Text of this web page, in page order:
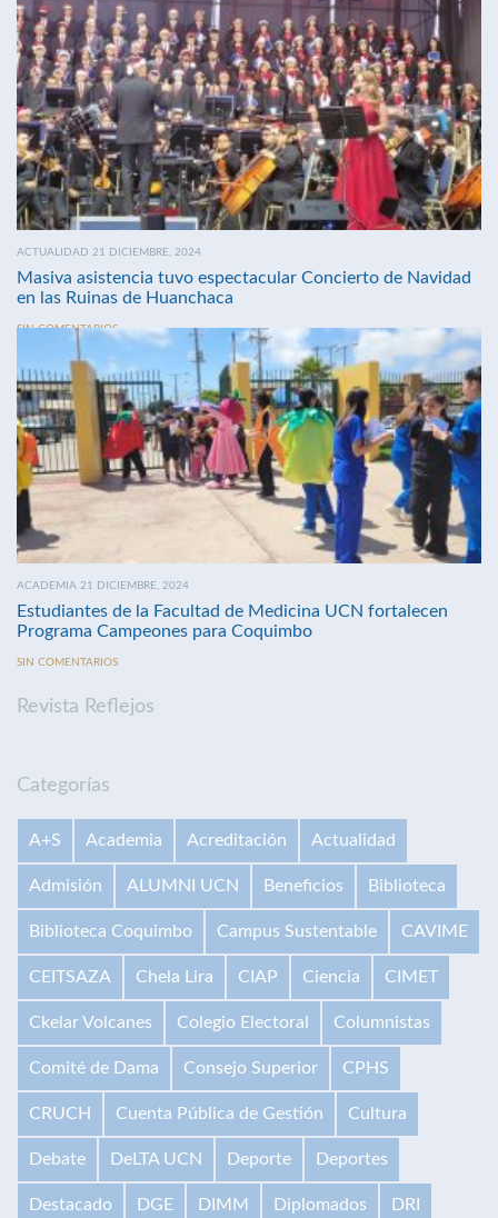
ACTUALIDAD 21 DICIEMBRE, 2024
Masiva asistencia tuvo espectacular Concierto de Navidad
en las Ruinas de Huanchaca
SIN COMENTARIOS
ACADEMIA 21 DICIEMBRE, 2024
Estudiantes de la Facultad de Medicina UCN fortalecen
Programa Campeones para Coquimbo
SIN COMENTARIOS
Revista Reflejos
Categorías
A+S Academia Acreditación Actualidad
Admisión ALUMNI UCN Beneficios Biblioteca
Biblioteca Coquimbo Campus Sustentable CAVIME
CEITSAZA Chela Lira CIAP Ciencia CIMET
Ckelar Volcanes Colegio Electoral Columnistas
Comité de Dama Consejo Superior CPHS
CRUCH Cuenta Pública de Gestión Cultura
Debate DeLTA UCN Deporte Deportes
Destacado DGE DIMM Diplomados DRI